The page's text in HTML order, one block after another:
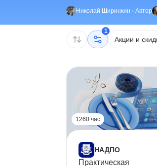
Николай Ширинкин • Автор
1
Акции и
1260 час
НАДПО
Практическая